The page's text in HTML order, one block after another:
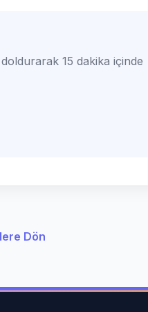
15 dakika içinde
Dön